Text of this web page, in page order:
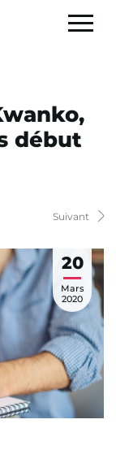
début
Suivant
20
Mars
2020